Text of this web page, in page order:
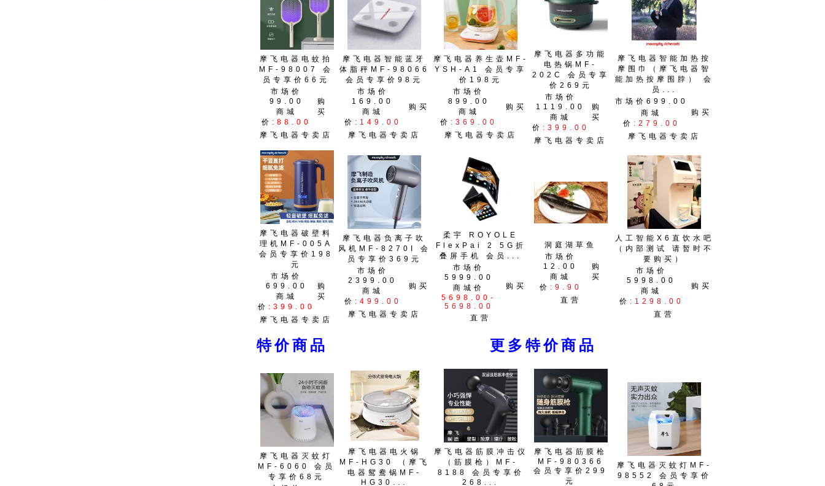
摩飞电器电蚊拍
MF-98007 会
员专享价66元
市场价
99.00
购
买
商城
价 :88.00
摩飞电器专卖店
摩飞电器智能蓝牙
体脂秤MF-98066
会员专享价98元
市场价
169.00
购买
商城
价 :149.00
摩飞电器专卖店
摩飞电器养生壶MF-
YSH-A1 会员专享
价198元
市场价
899.00
购买
商城
价 :369.00
摩飞电器专卖店
摩飞电器多功能
电热锅MF-
202C 会员专享
价269元
市场价
1119.00
购
买
商城
价 :399.00
摩飞电器专卖店
摩飞电器智能加热按
摩围巾（摩飞电器智
能加热按摩围脖） 会
员...
市场价699.00
购买
商城
价 :279.00
摩飞电器专卖店
摩飞电器破壁料
理机MF-005A
会员专享价198
元
市场价
699.00
购
买
商城
价 :399.00
摩飞电器专卖店
摩飞电器负离子吹
风机MF-8270I 会
员专享价369元
市场价
2399.00
购买
商城
价 :499.00
摩飞电器专卖店
柔宇 ROYOLE
FlexPai 2 5G折
叠屏手机 会员...
市场价
5999.00
购买
商城价
5698.00-
5698.00
直营
洞庭湖草鱼
市场价
12.00
购
买
商城
价 :9.90
直营
人工智能X6直饮水吧
（内部测试 请暂时不
要购买）
市场价
5998.00
购买
商城
价 :1298.00
直营
特价商品 更多特价商品
摩飞电器灭蚊灯
MF-6060 会员
专享价68元
摩飞电器电火锅
MF-HG30 （摩飞
电器鸳鸯锅MF-
HG30...
摩飞电器筋膜冲击仪
（筋膜枪）MF-
8188 会员专享价
268...
摩飞电器筋膜枪
MF-980366
会员专享价299
元
摩飞电器灭蚊灯MF-
98552 会员专享价